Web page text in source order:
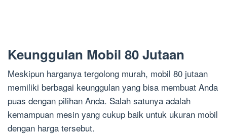
Keunggulan Mobil 80 Jutaan
Meskipun harganya tergolong murah, mobil 80 jutaan
memiliki berbagai keunggulan yang bisa membuat Anda
puas dengan pilihan Anda. Salah satunya adalah
kemampuan mesin yang cukup baik untuk ukuran mobil
dengan harga tersebut.